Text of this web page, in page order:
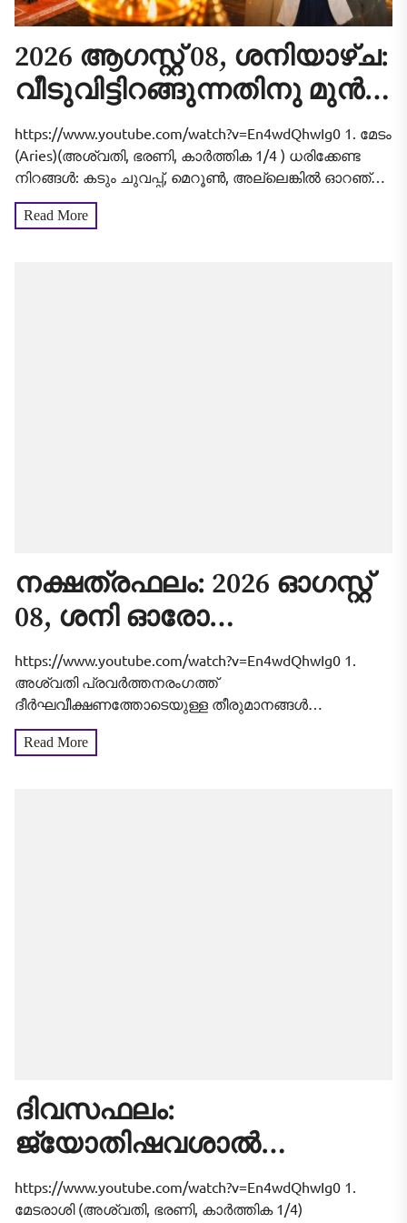
2026 ആഗസ്റ്റ് 08, ശനിയാഴ്ച:
വീടുവിട്ടിറങ്ങുന്നതിനു മുൻപ്
ഇത് ചെയ്താൽ
കാര്യവിജയം ഉറപ്പ്! 12
രാശിക്കാരുടെയും
സമ്പൂർണ്ണ വിജയഫലം!
https://www.youtube.com/watch?v=En4wdQhwIg0 1. മേടം
(Aries)(അശ്വതി, ഭരണി, കാർത്തിക 1/4 ) ധരിക്കേണ്ട
നിറങ്ങൾ: കടും ചുവപ്പ്, മെറൂൺ, അല്ലെങ്കിൽ ഓറഞ്ച്.
(കറുപ്പ് പൂർണ്ണമായും ഒഴിവാക്കുക). ആരാധിക്കേണ്ട
ദേവീദേവന്മാർ: ഭദ്രകാളി, സുബ്രഹ്മണ്യസ്വാമി.
Read More
നക്ഷത്രഫലം: 2026 ഓഗസ്റ്റ്
08, ശനി ഓരോ
നാളുകാർക്കും എങ്ങനെ
എന്നറിയാം
https://www.youtube.com/watch?v=En4wdQhwIg0 1.
അശ്വതി പ്രവർത്തനരംഗത്ത്
ദീർഘവീക്ഷണത്തോടെയുള്ള തീരുമാനങ്ങൾ
കൈക്കൊള്ളാൻ സാധിക്കുന്ന അനുകൂല ദിനമാണിത്.
പുതിയ സംരംഭങ്ങളെക്കുറിച്ച് ചിന്തിക്കുന്നവർക്ക്
Read More
ദിവസഫലം:
ജ്യോതിഷവശാൽ
നിങ്ങളുടെ ഇന്ന്‌ (2026
ആഗസ്റ്റ് 07, വെള്ളി)
https://www.youtube.com/watch?v=En4wdQhwIg0 1.
മേടരാശി (അശ്വതി, ഭരണി, കാർത്തിക 1/4)